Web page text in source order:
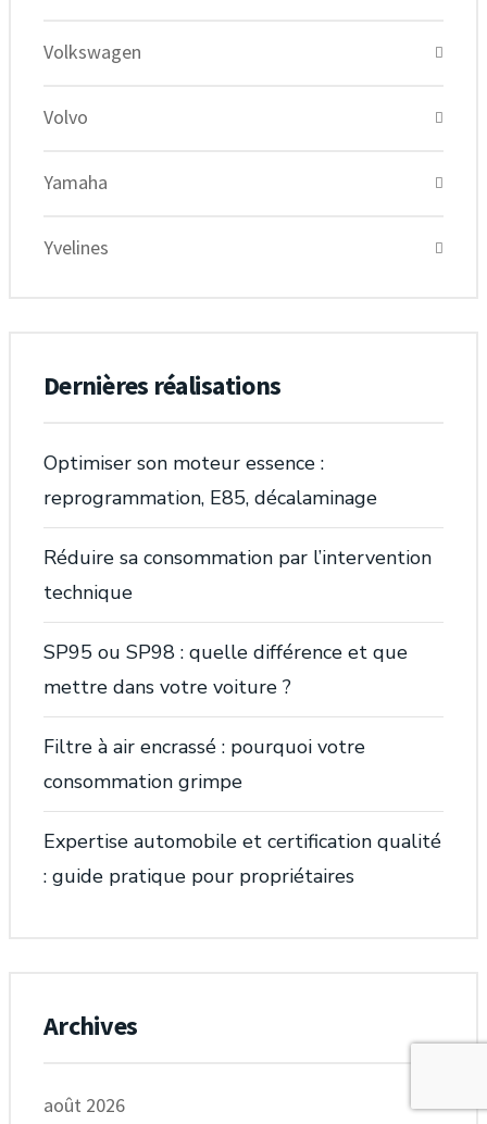
Volkswagen
Volvo
Yamaha
Yvelines
Dernières réalisations
Optimiser son moteur essence :
reprogrammation, E85, décalaminage
Réduire sa consommation par l’intervention
technique
SP95 ou SP98 : quelle différence et que
mettre dans votre voiture ?
Filtre à air encrassé : pourquoi votre
consommation grimpe
Expertise automobile et certification qualité
: guide pratique pour propriétaires
Archives
août 2026